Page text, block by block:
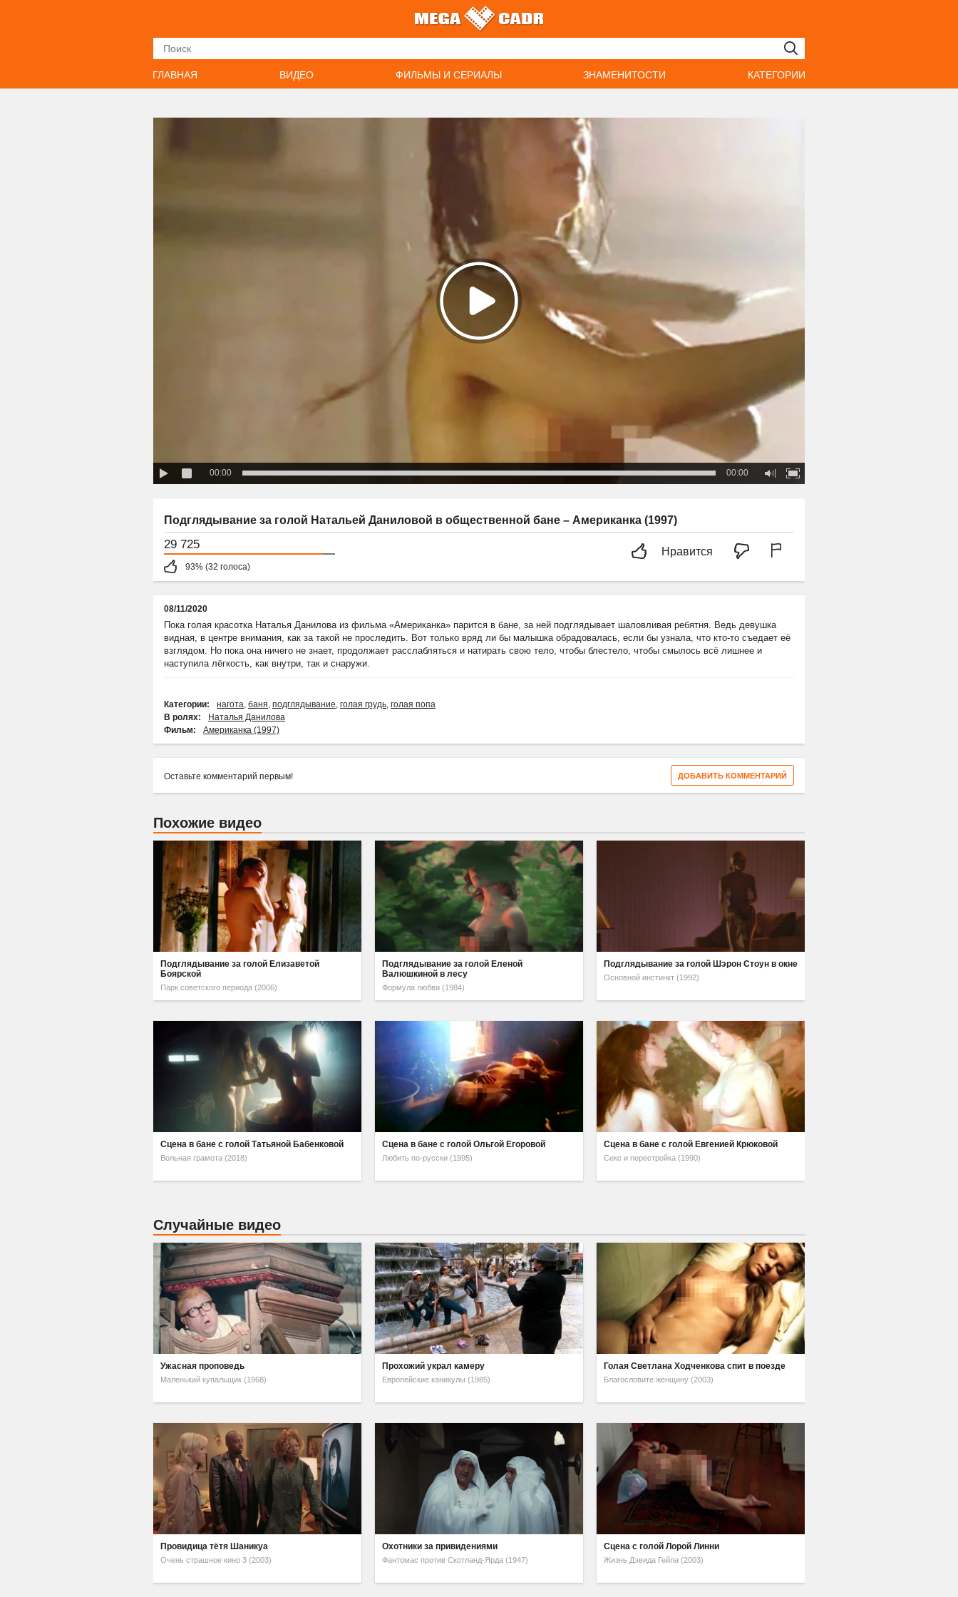
ГЛАВНАЯ ВИДЕО ФИЛЬМЫ И СЕРИАЛЫ ЗНАМЕНИТОСТИ КАТЕГОРИИ
00:00 00:00
Подглядывание за голой Натальей Даниловой в общественной бане – Американка (1997)
29 725
93% (32 голоса)
Нравится
08/11/2020
Пока голая красотка Наталья Данилова из фильма «Американка» парится в бане, за ней подглядывает шаловливая ребятня. Ведь девушка
видная, в центре внимания, как за такой не проследить. Вот только вряд ли бы малышка обрадовалась, если бы узнала, что кто-то съедает её
взглядом. Но пока она ничего не знает, продолжает расслабляться и натирать свою тело, чтобы блестело, чтобы смылось всё лишнее и
наступила лёгкость, как внутри, так и снаружи.
Категории: нагота, баня, подглядывание, голая грудь, голая попа
В ролях:
Наталья Данилова
Фильм:
Американка (1997)
ДОБАВИТЬ КОММЕНТАРИЙ
Оставьте комментарий первым!
Похожие видео
Подглядывание за голой Елизаветой
Боярской
Парк советского периода (2006)
Подглядывание за голой Еленой
Валюшкиной в лесу
Формула любви (1984)
Подглядывание за голой Шэрон Стоун в окне
Основной инстинкт (1992)
Сцена в бане с голой Татьяной Бабенковой
Вольная грамота (2018)
Сцена в бане с голой Ольгой Егоровой
Любить по-русски (1995)
Сцена в бане с голой Евгенией Крюковой
Секс и перестройка (1990)
Случайные видео
Ужасная проповедь
Маленький купальщик (1968)
Прохожий украл камеру
Европейские каникулы (1985)
Голая Светлана Ходченкова спит в поезде
Благословите женщину (2003)
Провидица тётя Шаникуа
Очень страшное кино 3 (2003)
Охотники за привидениями
Фантомас против Скотланд-Ярда (1947)
Сцена с голой Лорой Линни
Жизнь Дэвида Гейла (2003)